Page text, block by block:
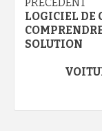
LOGICIEL DE
SOLUTION